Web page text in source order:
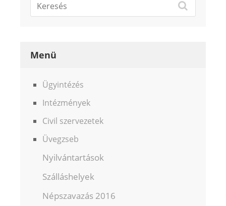
Menü
Ügyintézés
Intézmények
Civil szervezetek
Üvegzseb
Nyilvántartások
Szálláshelyek
Népszavazás 2016